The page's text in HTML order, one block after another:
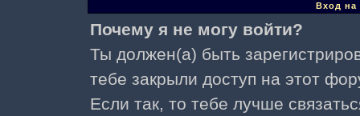
Вход на
Почему я не могу войти?
Ты должен(а) быть
тебе закрыли доступ на этот
Если так, то тебе лучше